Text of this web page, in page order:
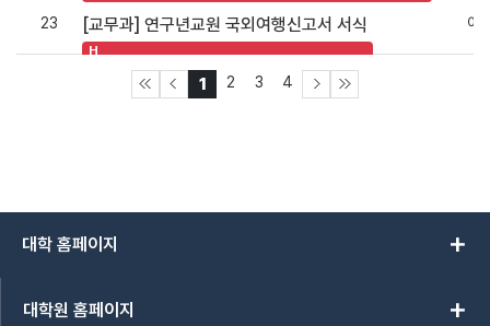
23 [교무과] 연구년교원 국외여행신고서 서식
H
이
1 2 3 4
대학 홈페이지 add
대학원 홈페이지 add